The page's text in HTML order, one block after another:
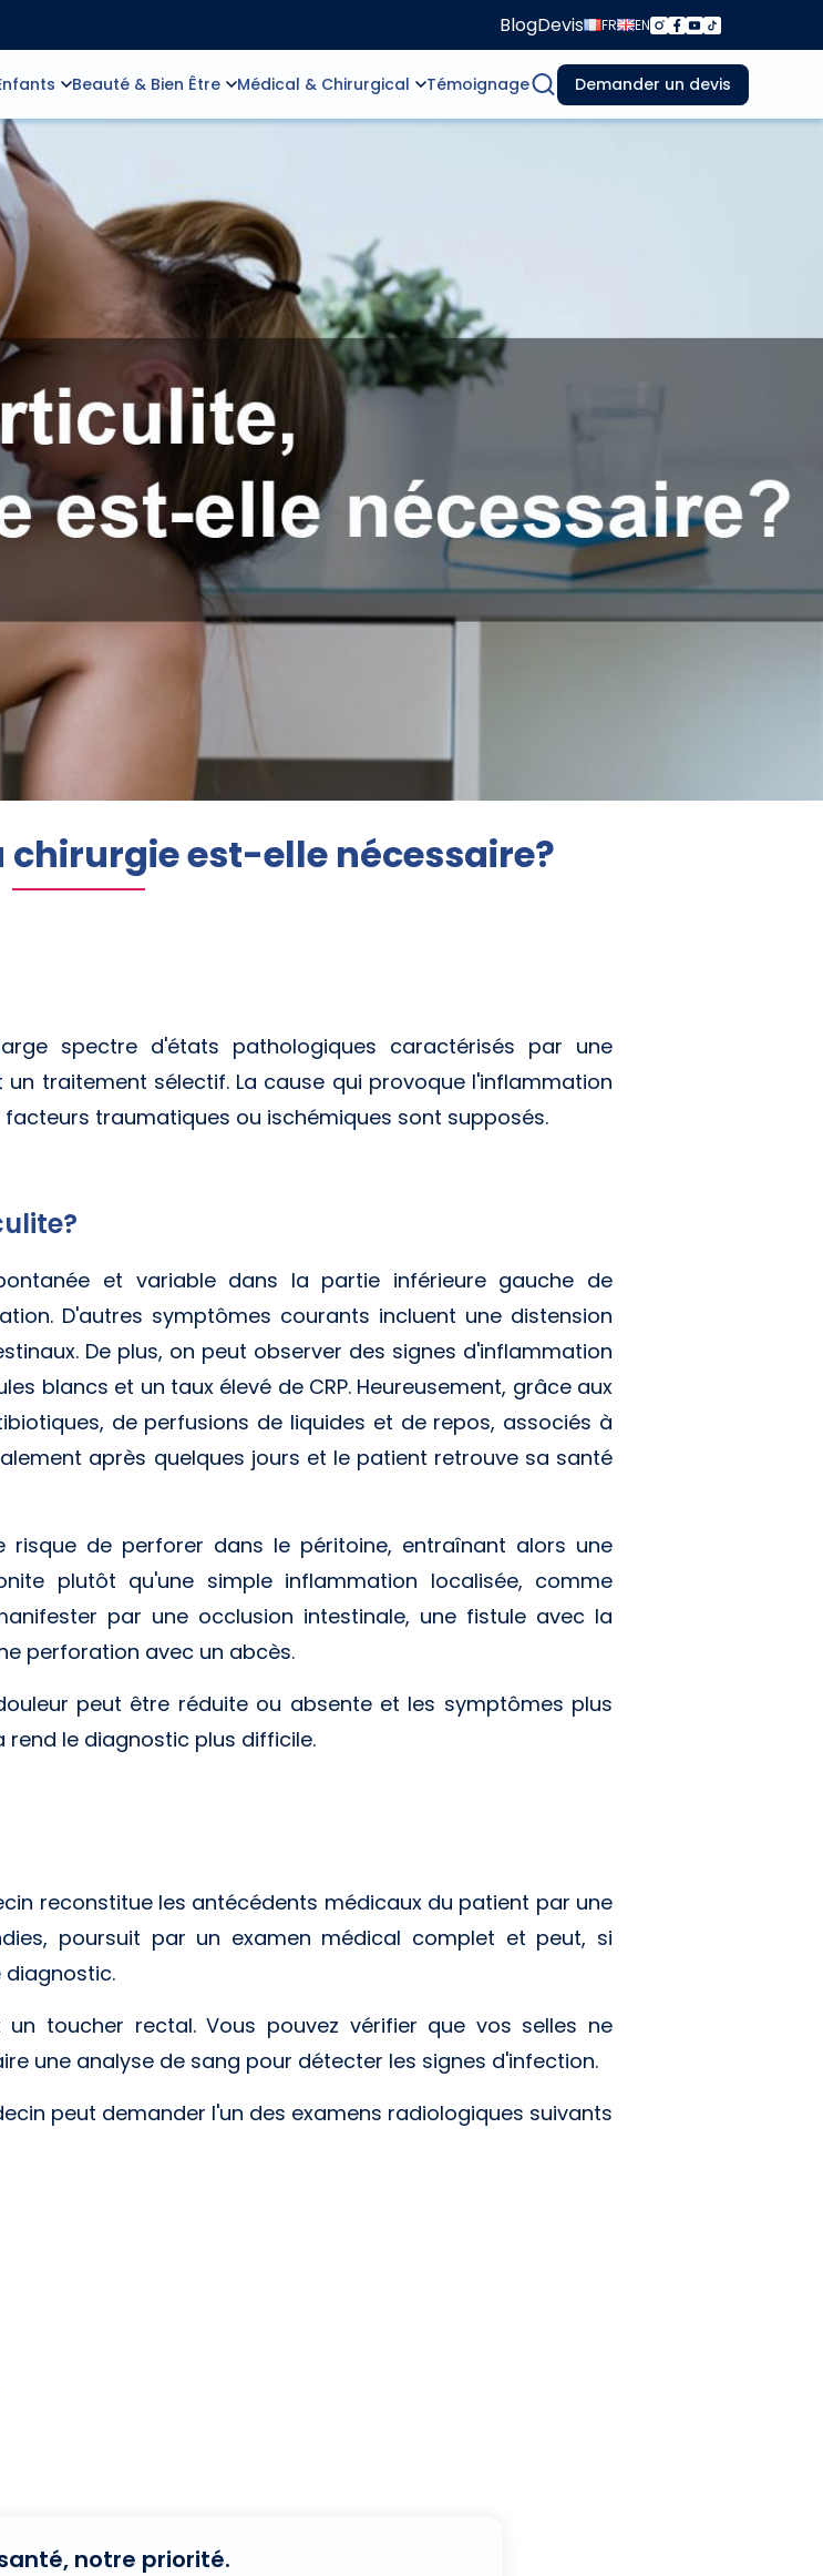
BlogDevis FR EN
Beauté & Bien Être Médical & Chirurgical Témoignage Demander un devis
est-elle nécessaire?
spectre d'états pathologiques caractérisés par une
traitement sélectif. La cause qui provoque l'inflammation
traumatiques ou ischémiques sont supposés.
et variable dans la partie inférieure gauche de
D'autres symptômes courants incluent une distension
De plus, on peut observer des signes d'inflammation
blancs et un taux élevé de CRP. Heureusement, grâce aux
de perfusions de liquides et de repos, associés à
après quelques jours et le patient retrouve sa santé
risque de perforer dans le péritoine, entraînant alors une
plutôt qu'une simple inflammation localisée, comme
par une occlusion intestinale, une fistule avec la
perforation avec un abcès.
peut être réduite ou absente et les symptômes plus
rend le diagnostic plus difficile.
reconstitue les antécédents médicaux du patient par une
poursuit par un examen médical complet et peut, si
diagnostic.
un toucher rectal. Vous pouvez vérifier que vos selles ne
une analyse de sang pour détecter les signes d'infection.
peut demander l'un des examens radiologiques suivants
notre priorité.